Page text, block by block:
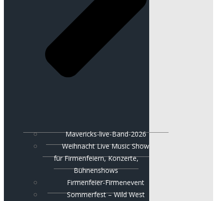
Mavericks-live-Band-2026
Weihnacht Live Music Show
für Firmenfeiern, Konzerte,
Bühnenshows
Firmenfeier-Firmenevent
Sommerfest – Wild West